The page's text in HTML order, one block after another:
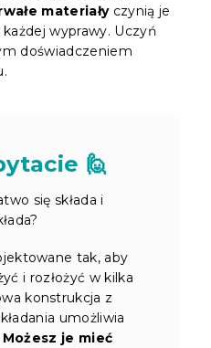
materiałyczynią je
wyprawy. Uczyń
doświadczeniem
🙋
się składa i
tak, aby
i rozłożyć w kilka
konstrukcja z
umożliwia
Możesz je mieć